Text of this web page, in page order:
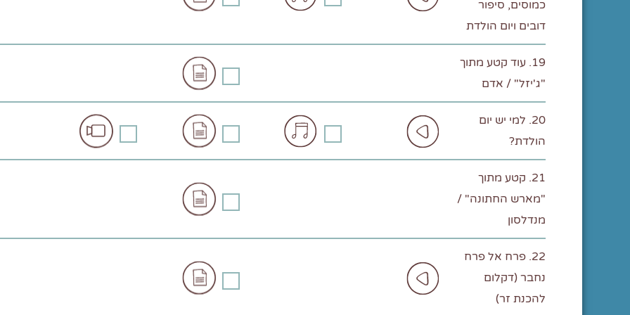
כמוסים, סיפור
דובים ויום הולדת
19. עוד קטע מתוך
"ג'יזל" / אדם
20. למי יש יום
הולדת?
21. קטע מתוך
"מארש החתונה" /
מנדלסון
22. פרח אל פרח
נחבר (דקלום
להכנת זר)